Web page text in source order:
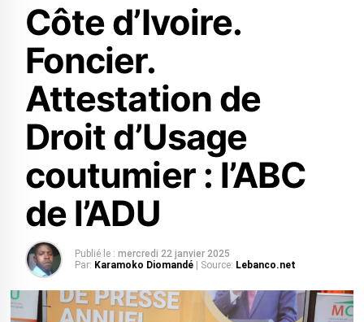
Côte d’Ivoire.
Foncier.
Attestation de
Droit d’Usage
coutumier : l’ABC
de l’ADU
Publié le : mercredi 22 janvier 2025
Par: Karamoko Diomandé | Source: Lebanco.net